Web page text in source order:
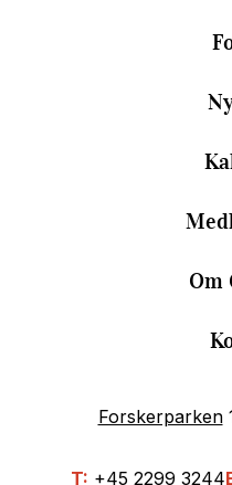
Om
Forskerparken
T: +45 2299 3244